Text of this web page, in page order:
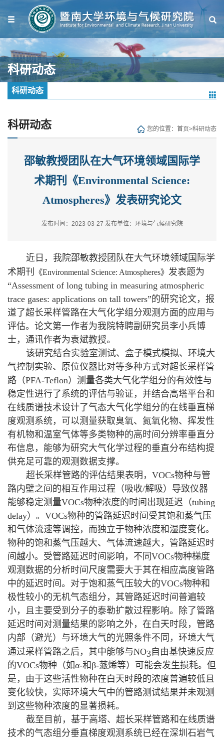
科研动态
科研动态
科研动态 您的位置： 首页>科研动态
邵敏教授团队在大气环境领域国际学
术期刊《Environmental Science:
Atmospheres》发表研究论文
发布时间：2023-03-27 发布单位：环境与气候研究院
近日，我院邵敏教授团队在大气环境领域国际学
术期刊
《Environmental Science: Atmospheres》 发表题为
“Assessment of long tubing in measuring atmospheric
trace gases: applications on tall towers”的研究论文，报
道了超长采样管路在大气化学组分观测方面的应用与
评估。论文第一作者为我院特聘副研究员李小兵博
士，通讯作者为袁斌教授。
该研究结合实验室测试、盒子模式模拟、环境大
气控制实验、原位仪器比对等多种方式对超长采样管
路（PFA-Teflon）测量各类大气化学组分的有效性与
稳定性进行了系统的评估与验证，并结合高塔平台和
在线质谱技术设计了气态大气化学组分的在线垂直梯
度观测系统，可以测量获取臭氧、氮氧化物、挥发性
有机物和温室气体等多类物种的高时间分辨率垂直分
布信息，能够为研究大气化学过程的垂直分布结构提
供充足可靠的观测数据支撑。
超长采样管路的评估结果表明， VOCs物种与管
路内壁之间的相互作用过程（吸收/解吸）导致仪器
能够稳定测量VOCs物种浓度的时间出现延迟（tubing
delay）。 VOCs物种的管路延迟时间受其饱和蒸气压
和气体流速等调控，而独立于物种浓度和湿度变化。
物种的饱和蒸气压越大、气体流速越大，管路延迟时
间越小。受管路延迟时间影响，不同 VOCs物种梯度
观测数据的分析时间尺度需要大于其在相应高度管路
中的延迟时间。对于饱和蒸气压较大的VOCs物种和
极性较小的无机气态组分，其管路延迟时间普遍较
小，且主要受到分子的泰勒扩散过程影响。除了管路
延迟时间对测量结果的影响之外，在白天时段，管路
内部（避光）与环境大气的光照条件不同，环境大气
通过采样管路之后，其中能够与NO3 自由基快速反应
的VOCs物种（如α-和 β-蒎烯等）可能会发生损耗。但
是，由于这些活性物种在白天时段的浓度普遍较低且
变化较快，实际环境大气中的管路测试结果并未观测
到这些物种浓度的显著损耗。
截至目前，基于高塔、超长采样管路和在线质谱
技术的气态组分垂直梯度观测系统已经在深圳石岩气